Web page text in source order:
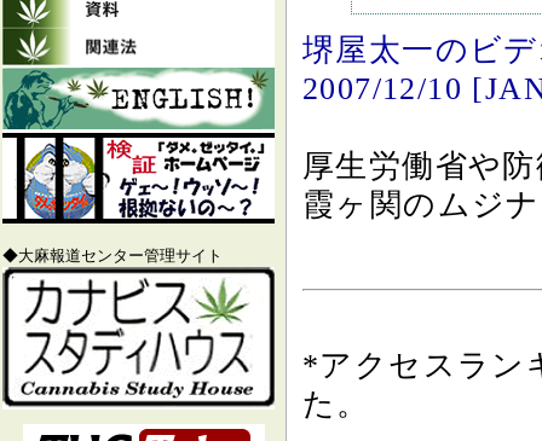
◆大麻報道センター管理サイト
堺屋太一のビ
2007/12/10
厚生労働省や
霞ヶ関のムジ
*アクセスラン
た。